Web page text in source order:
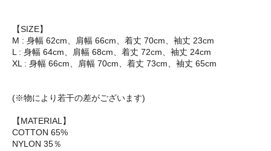
【SIZE】
M : 身幅 62cm、肩幅 66cm、着丈 70cm、袖丈 23cm
L : 身幅 64cm、肩幅 68cm、着丈 72cm、袖丈 24cm
XL : 身幅 66cm、肩幅 70cm、着丈 73cm、袖丈 65cm
(※物により若干の差がございます)
【MATERIAL】
COTTON 65%
NYLON 35％